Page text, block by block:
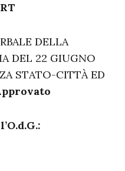
DELLA
DEL 22 GIUGNO
STATO-CITTÀ ED